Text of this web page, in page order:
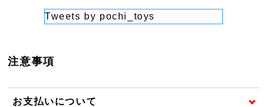
Tweets by pochi_toys
注意事項
お支払いについて